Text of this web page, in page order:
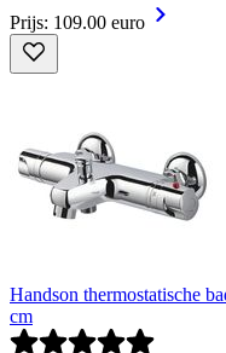
Prijs: 109.00 euro
Handson thermostatische
cm